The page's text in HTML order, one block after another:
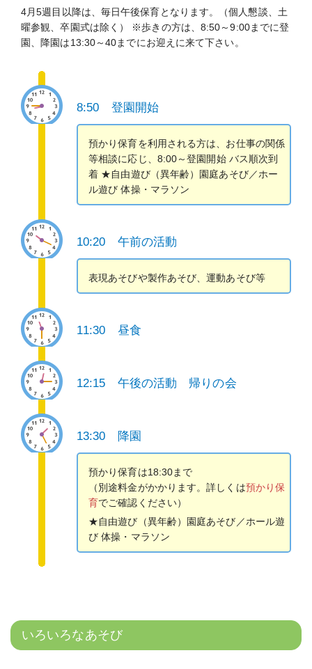
4月5週目以降は、毎日午後保育となります。（個人懇談、土
曜参観、卒園式は除く） ※歩きの方は、8:50～9:00までに登
園、降園は13:30～40までにお迎えに来て下さい。
8:50 登園開始
預かり保育を利用される方は、お仕事の関係
等相談に応じ、8:00～登園開始 バス順次到
着 ★自由遊び（異年齢）園庭あそび／ホー
ル遊び 体操・マラソン
10:20 午前の活動
表現あそびや製作あそび、運動あそび等
11:30 昼食
12:15 午後の活動 帰りの会
13:30 降園
預かり保育は18:30まで
（別途料金がかかります。詳しくは預かり保
育でご確認ください）
★自由遊び（異年齢）園庭あそび／ホール遊
び 体操・マラソン
いろいろなあそび